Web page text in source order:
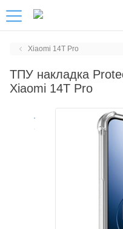
Xiaomi 14T Pro
ТПУ накладка
Xiaomi 14T Pro